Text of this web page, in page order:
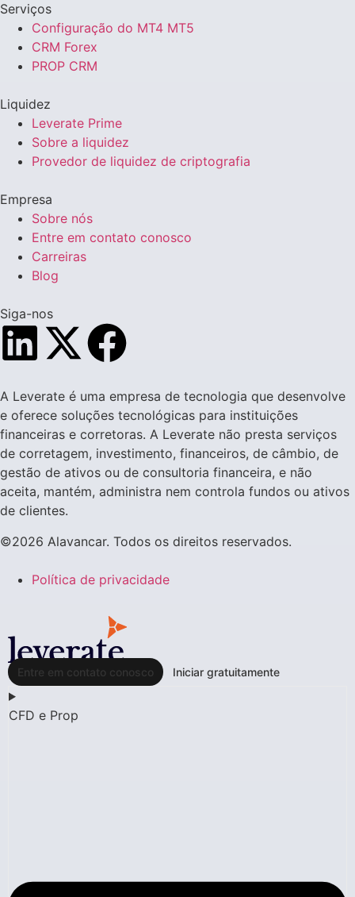
Serviços
Configuração do MT4 MT5
CRM Forex
PROP CRM
Liquidez
Leverate Prime
Sobre a liquidez
Provedor de liquidez de criptografia
Empresa
Sobre nós
Entre em contato conosco
Carreiras
Blog
Siga-nos
A Leverate é uma empresa de tecnologia que desenvolve
e oferece soluções tecnológicas para instituições
financeiras e corretoras. A Leverate não presta serviços
de corretagem, investimento, financeiros, de câmbio, de
gestão de ativos ou de consultoria financeira, e não
aceita, mantém, administra nem controla fundos ou ativos
de clientes.
©2026 Alavancar. Todos os direitos reservados.
Política de privacidade
Entre em contato conosco Iniciar gratuitamente
CFD e Prop